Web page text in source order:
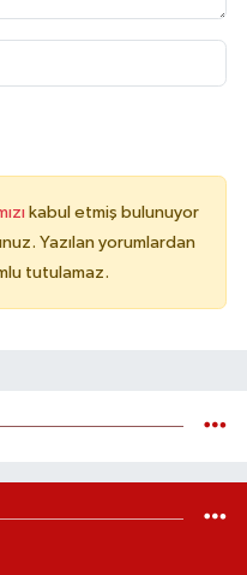
kabul etmiş bulunuyor
Yazılan yorumlardan
tutulamaz.